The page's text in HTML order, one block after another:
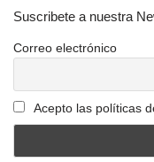
Suscribete a nuestra
Correo electrónico
Acepto las políticas